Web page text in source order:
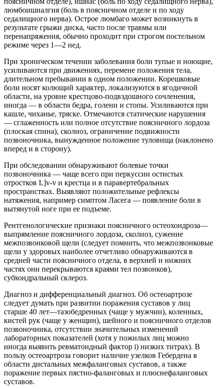
люмбоишиалгия (боль в поясничном отделе и по ходу
седалищного нерва). Острое люмбаго может возникнуть в
результате грыжи диска, часто после травмы или
перенапряжения, обычно проходит при строгом постельном
режиме через 1—2 нед.
При хроническом течении заболевания боли тупые и ноющие,
усиливаются при движениях, перемене положения тела,
длительном пребывании в одном положении. Корешковые
боли носят колющий характер, локализуются в ягодичной
области, на уровне крестцово-подвздошного сочленения,
иногда — в области бедра, голени и стопы. Усиливаются при
кашле, чиханье, тряске. Отмечаются статические нарушения
— сглаженность или полное отсутствие поясничного лордоза
(плоская спина), сколиоз, ограничение подвижности
позвоночника, вынужденное положение туловища (наклонено
вперед и в сторону).
При обследовании обнаруживают болевые точки
позвоночника — чаще всего при перкуссии остистых
отростков L]v-v и крестца и в паравертебральных
пространствах. Выявляют положительные рефлексы
натяжения, например симптом Ласега — появление боли в
вытянутой ноге при ее подъеме.
Рентгенологические признаки поясничного остеохондроза—
выпрямление поясничного лордоза, сколиоз, сужение
межпозвонковой щели (следует помнить, что межпозвонковые
щели у здоровых наиболее отчетливо обнаруживаются в
средней части поясничного отдела, в верхней и нижних
частях они перекрываются краями тел позвонков),
субхондральный склероз.
Диагноз и дифференциальный диагноз. Об остеоартрозе
следует думать при развитии поражения суставов у лиц
старше 40 лет—тазобедренных (чаще у мужчин), коленных,
кистей рук (чаще у женщин), шейного и поясничного отделов
позвоночника, отсутствии значительных изменений
лабораторных показателей (хотя у пожилых лиц можно
иногда выявить ревматоидный фактор i) низких титрах). В
пользу остеоартроза говорит наличие узелков Гебердена в
области дистальных межфаланговых суставов, а также
поражение первых пястно-фаланговых и плюснефаланговых
суставов.